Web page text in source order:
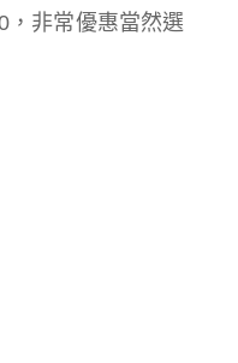
，非常優惠當然選